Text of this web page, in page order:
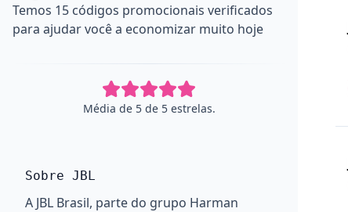
Temos 15 códigos promocionais verificados
para ajudar você a economizar muito hoje
Média de 5 de 5 estrelas.
Sobre JBL
A JBL Brasil, parte do grupo Harman